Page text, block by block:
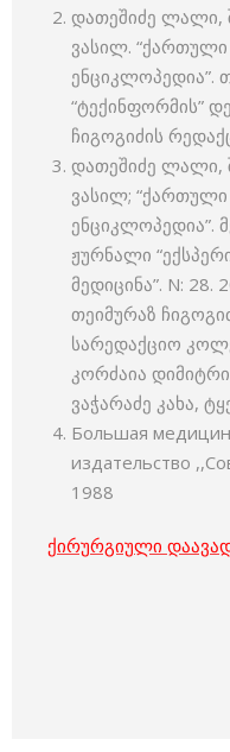
დათეშიძე ლალი,
ვასილ. “ქართული
ენციკლოპედია”.
“ტექინფორმის”
ჩიგოგიძის
დათეშიძე ლალი,
ვასილ; “ქართული
ენციკლოპედია”.
ჟურნალი
მედიცინა”. N:
თეიმურაზ
სარედაქციო
კორძაია
ვაჭარაძე კახა,
Большая
издательство
1988
ქირურგიული